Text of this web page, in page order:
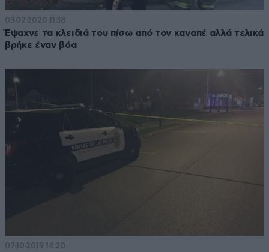
03·02·2020 11:38
Έψαχνε τα κλειδιά του πίσω από τον καναπέ αλλά τελικά
βρήκε έναν βόα
07·10·2019 14:20